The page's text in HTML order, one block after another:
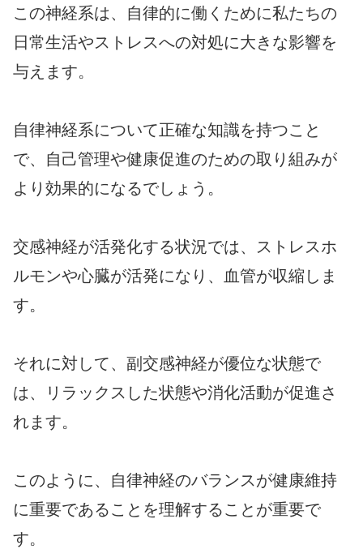
この神経系は、自律的に働くために私たちの
日常生活やストレスへの対処に大きな影響を
与えます。
自律神経系について正確な知識を持つこと
で、自己管理や健康促進のための取り組みが
より効果的になるでしょう。
交感神経が活発化する状況では、ストレスホ
ルモンや心臓が活発になり、血管が収縮しま
す。
それに対して、副交感神経が優位な状態で
は、リラックスした状態や消化活動が促進さ
れます。
このように、自律神経のバランスが健康維持
に重要であることを理解することが重要で
す。